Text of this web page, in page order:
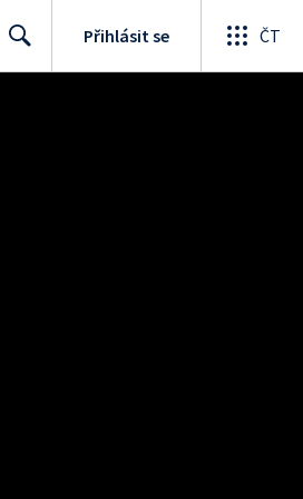
Přihlásit se ČT